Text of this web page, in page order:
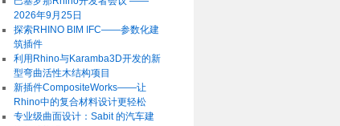
2026年9月25日
探索RHINO BIM IFC——参数化建
筑插件
利用Rhino与Karamba3D开发的新
型弯曲活性木结构项目
新插件CompositeWorks——让
Rhino中的复合材料设计更轻松
专业级曲面设计：Sabit 的汽车建